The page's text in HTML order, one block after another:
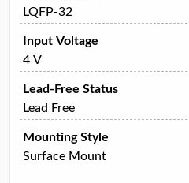
LQFP-32
Input Voltage
4 V
Lead-Free Status
Lead Free
Mounting Style
Surface Mount